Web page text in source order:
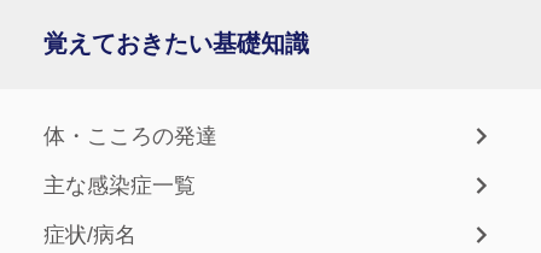
覚えておきたい基礎知識
体・こころの発達
主な感染症一覧
症状/病名